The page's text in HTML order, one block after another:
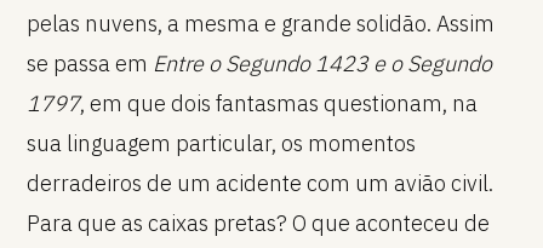
pelas nuvens, a mesma e grande solidão. Assim
se passa em Entre o Segundo 1423 e o Segundo
1797, em que dois fantasmas questionam, na
sua linguagem particular, os momentos
derradeiros de um acidente com um avião civil.
Para que as caixas pretas? O que aconteceu de